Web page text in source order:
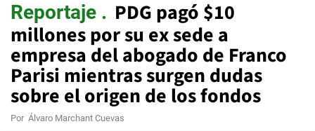
Reportaje
PDG pagó $10
millones por su ex sede a
empresa del abogado de Franco
Parisi mientras surgen dudas
sobre el origen de los fondos
Por Álvaro Marchant Cuevas